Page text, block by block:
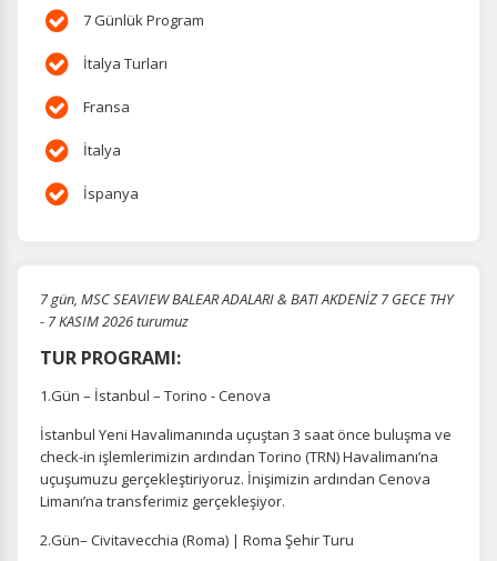
7 Günlük Program
İtalya Turları
Fransa
İtalya
İspanya
7 gün, MSC SEAVIEW BALEAR ADALARI & BATI AKDENİZ 7 GECE THY
- 7 KASIM 2026 turumuz
TUR PROGRAMI:
1.Gün – İstanbul – Torino - Cenova
İstanbul Yeni Havalimanında uçuştan 3 saat önce buluşma ve
check-in işlemlerimizin ardından Torino (TRN) Havalimanı’na
uçuşumuzu gerçekleştiriyoruz. İnişimizin ardından Cenova
Limanı’na transferimiz gerçekleşiyor.
2.Gün– Civitavecchia (Roma) | Roma Şehir Turu